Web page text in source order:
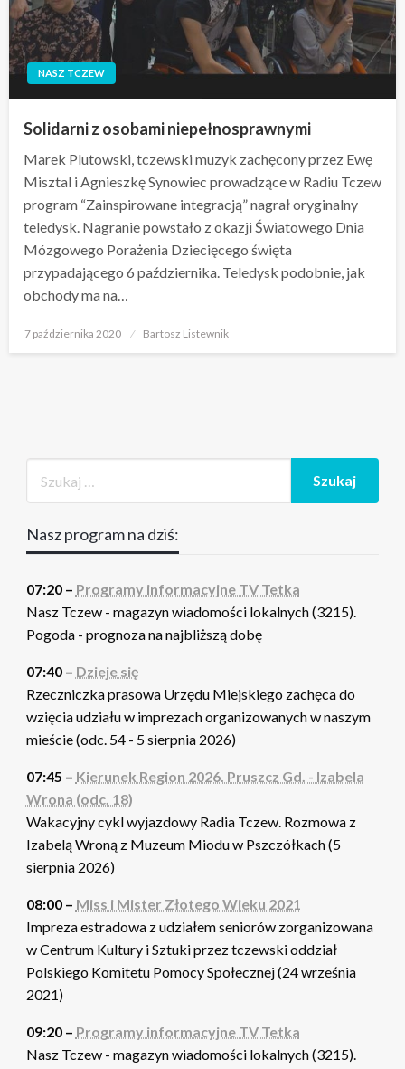
NASZ TCZEW
Solidarni z osobami niepełnosprawnymi
Marek Plutowski, tczewski muzyk zachęcony przez Ewę
Misztal i Agnieszkę Synowiec prowadzące w Radiu Tczew
program “Zainspirowane integracją” nagrał oryginalny
teledysk. Nagranie powstało z okazji Światowego Dnia
Mózgowego Porażenia Dziecięcego święta
przypadającego 6 października. Teledysk podobnie, jak
obchody ma na…
Opublikowane
7 października 2020 Bartosz Listewnik
Nasz program na dziś:
07:20 – Programy informacyjne TV Tetka
Nasz Tczew - magazyn wiadomości lokalnych (3215).
Pogoda - prognoza na najbliższą dobę
07:40 – Dzieje się
Rzeczniczka prasowa Urzędu Miejskiego zachęca do
wzięcia udziału w imprezach organizowanych w naszym
mieście (odc. 54 - 5 sierpnia 2026)
07:45 – Kierunek Region 2026. Pruszcz Gd. - Izabela
Wrona (odc. 18)
Wakacyjny cykl wyjazdowy Radia Tczew. Rozmowa z
Izabelą Wroną z Muzeum Miodu w Pszczółkach (5
sierpnia 2026)
08:00 – Miss i Mister Złotego Wieku 2021
Impreza estradowa z udziałem seniorów zorganizowana
w Centrum Kultury i Sztuki przez tczewski oddział
Polskiego Komitetu Pomocy Społecznej (24 września
2021)
09:20 – Programy informacyjne TV Tetka
Nasz Tczew - magazyn wiadomości lokalnych (3215).